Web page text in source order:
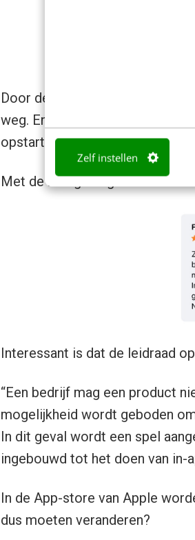
Zelf instellen
Door deze tekst expres laag te
weg. En de knop met ‘Begin nu
opstarten van de app. Natuurlijk
Met de nodige negatieve
Interessant is dat de leidraad
“Een bedrijf mag een product
mogelijkheid wordt geboden
In dit geval wordt een spel
ingebouwd tot het doen van in-
In de App-store van Apple
dus moeten veranderen?